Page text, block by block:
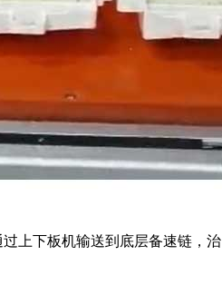
上下板机输送到底层备速链，治